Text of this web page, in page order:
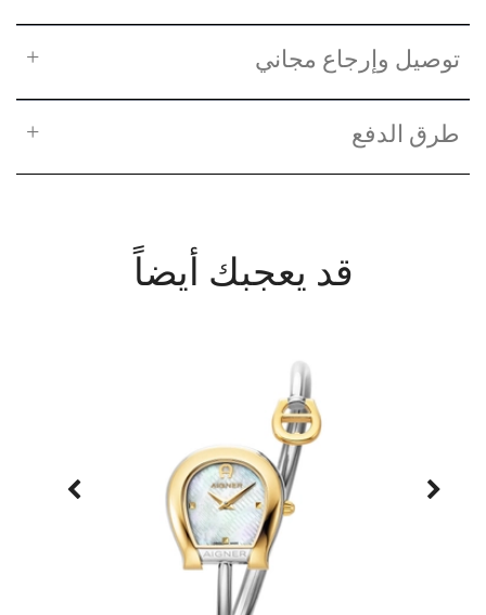
توصيل وإرجاع مجاني
طرق الدفع
قد يعجبك أيضاً